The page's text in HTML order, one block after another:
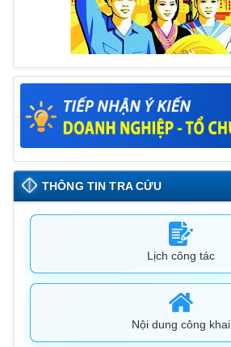
THÔNG TIN TRA CỨU
Lịch công tác
Nội dung công khai